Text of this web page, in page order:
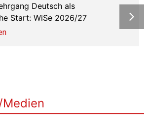
Deutsch als
Start: WiSe 2026/27